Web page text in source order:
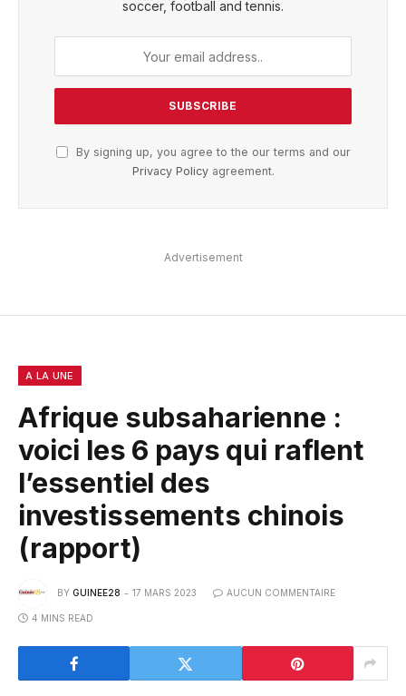
soccer, football and tennis.
By signing up, you agree to the our terms and our
Privacy Policyagreement.
Advertisement
A LA UNE
Afrique subsaharienne :
voici les 6 pays qui raflent
l’essentiel des
investissements chinois
(rapport)
BY GUINEE28 17 MARS 2023 AUCUN COMMENTAIRE
4 MINS READ